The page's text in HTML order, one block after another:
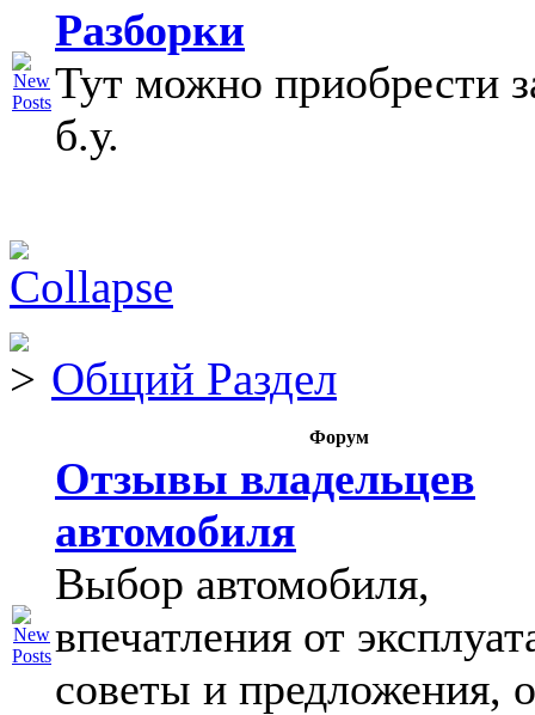
Разборки
Тут можно приобрести
б.у.
Общий Раздел
Форум
Отзывы владельцев
автомобиля
Выбор автомобиля,
впечатления от
советы и предложения,